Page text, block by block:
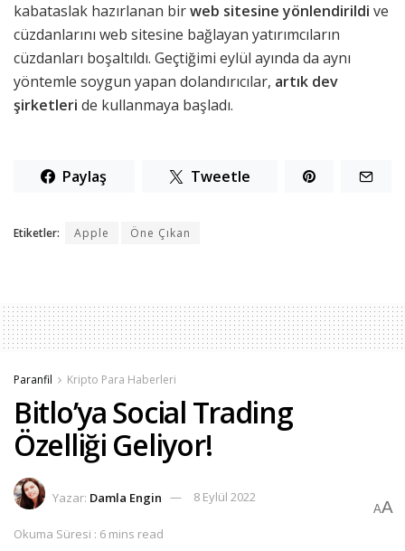
kabataslak hazırlanan birweb sitesine yönlendirildi ve
cüzdanlarını web sitesine bağlayan yatırımcıların
cüzdanları boşaltıldı. Geçtiğimi eylül ayında da aynı
yöntemle soygun yapan dolandırıcılar, artık dev
şirketleri de kullanmaya başladı.
Paylaş Tweetle
Etiketler: Apple Öne Çıkan
Paranfil Kripto Para Haberleri
Bitlo’ya Social Trading
Özelliği Geliyor!
Yazar: Damla Engin 8 Eylül 2022
Okuma Süresi : 6 mins read
AA